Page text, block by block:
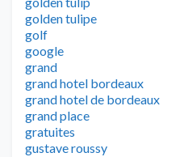
golden tulipe
golf
google
grand
grand hotel bordeaux
grand hotel de bordeaux
grand place
gratuites
gustave roussy